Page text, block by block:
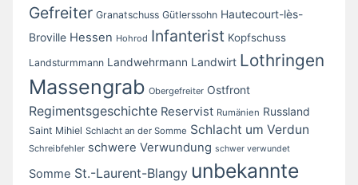
Gefreiter Granatschuss Gütlerssohn Hautecourt-lès-
Broville Hessen Hohrod Infanterist Kopfschuss
Landsturmmann Landwehrmann Landwirt Lothringen
Massengrab Obergefreiter Ostfront
Regimentsgeschichte Reservist Rumänien Russland
Saint Mihiel Schlacht an der Somme Schlacht um Verdun
Schreibfehler schwere Verwundung schwer verwundet
Somme St.-Laurent-Blangy unbekannte